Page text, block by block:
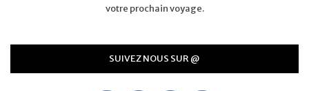
votre prochain voyage.
SUIVEZ NOUS SUR @